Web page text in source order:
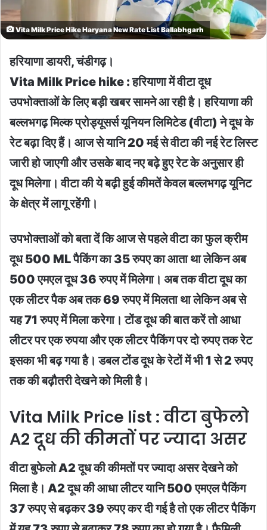
Vita Milk Price Hike Haryana New Rate List Ballabhgarh
हरियाणा डायरी, चंडीगढ़।
Vita Milk Price hike : हरियाणा में वीटा दूध
उपभोक्ताओं के लिए बड़ी खबर सामने आ रही है। हरियाणा की
बल्लभगढ़ मिल्क प्रोड्यूसर्स यूनियन लिमिटेड (वीटा) ने दूध के
रेट बढ़ा दिए हैं। आज से यानि 20 मई से वीटा की नई रेट लिस्ट
जारी हो जाएगी और उसके बाद नए बढ़े हुए रेट के अनुसार ही
दूध मिलेगा। वीटा की ये बढ़ी हुई कीमतें केवल बल्लभगढ़ यूनिट
के क्षेत्र में लागू रहेंगी।
उपभोक्ताओं को बता दें कि आज से पहले वीटा का फुल क्रीम
दूध 500 ML पैकिंग का 35 रुपए का आता था लेकिन अब
500 एमएल दूध 36 रुपए में मिलेगा। अब तक वीटा दूध का
एक लीटर पैक अब तक 69 रुपए में मिलता था लेकिन अब से
यह 71 रुपए में मिला करेगा। टोंड दूध की बात करें तो आधा
लीटर पर एक रुपया और एक लीटर पैकिंग पर दो रुपए तक रेट
इसका भी बढ़ गया है। डबल टोंड दूध के रेटों में भी 1 से 2 रुपए
तक की बढ़ौतरी देखने को मिली है।
Vita Milk Price list : वीटा बुफेलो
A2 दूध की कीमतों पर ज्यादा असर
वीटा बुफेलो A2 दूध की कीमतों पर ज्यादा असर देखने को
मिला है। A2 दूध की आधा लीटर यानि 500 एमएल पैकिंग
37 रुपए से बढ़कर 39 रुपए कर दी गई है तो एक लीटर पैकिंग